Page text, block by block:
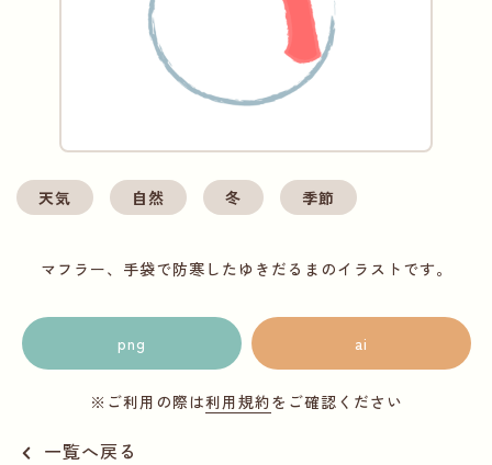
天気 自然 冬 季節
マフラー、手袋で防寒したゆきだるまのイラストです。
png ai
※ご利用の際は利用規約をご確認ください
一覧へ戻る